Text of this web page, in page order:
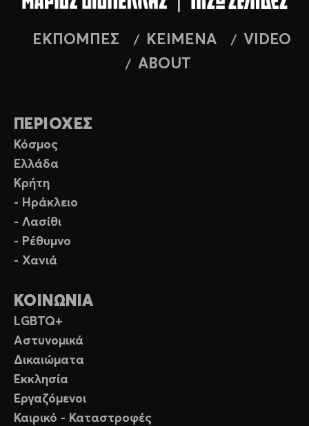
ΕΚΠΟΜΠΕΣ ΚΕΙΜΕΝΑ
VIDEO
ABOUT
ΠΕΡΙΟΧΕΣ
Κόσμος
Ελλάδα
Κρήτη
- Ηράκλειο
- Λασίθι
- Ρέθυμνο
- Χανιά
ΚΟΙΝΩΝΙΑ
LGBTQ+
Αστυνομικά
Δικαιώματα
Εκκλησία
Εργαζόμενοι
Καιρικό - Καταστροφές